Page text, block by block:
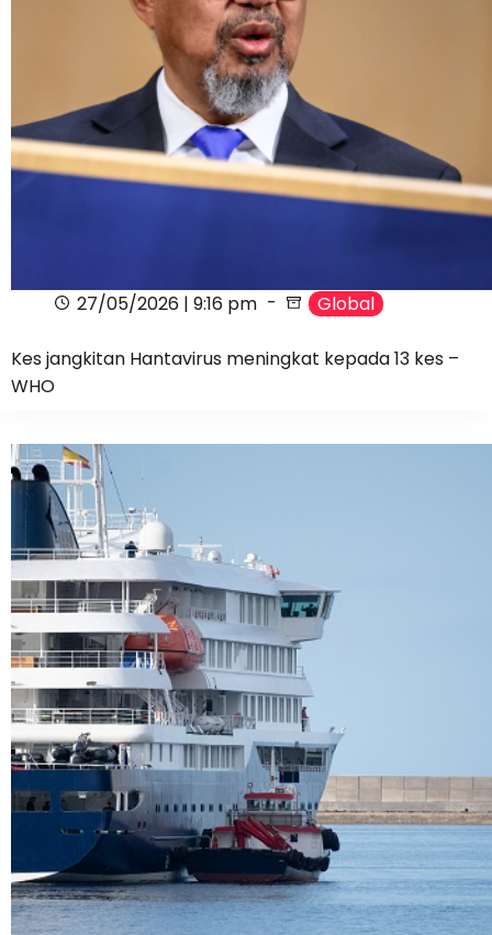
27/05/2026 | 9:16 pm Global
Kes jangkitan Hantavirus meningkat kepada 13 kes –
WHO